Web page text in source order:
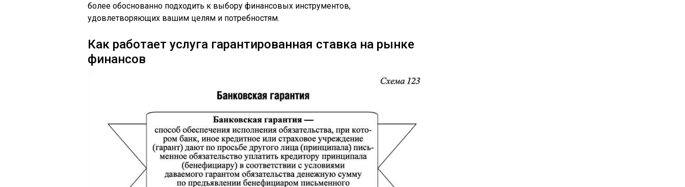
более обоснованно подходить к выбору финансовых инструментов,
удовлетворяющих вашим целям и потребностям.
Как работает услуга гарантированная ставка на рынке
финансов